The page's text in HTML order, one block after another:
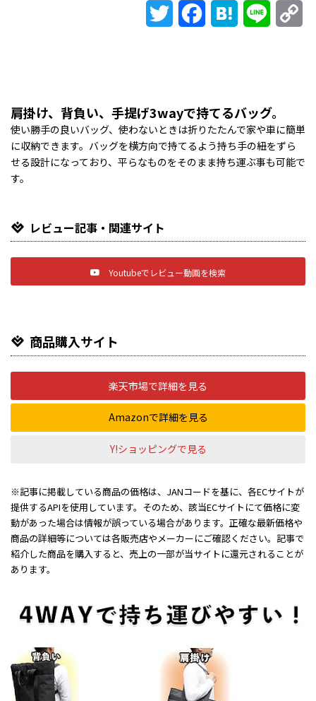
Twitter FacebookHatena Line
肩掛け、背負い、手提げ3wayで持てるバッグ。
使い勝手の良いバッグ、使わないときは折りたたんで家や車に簡単
に収納できます。バッグを横方向で持てるよう持ち手の紐をずら
せる設計になっており、平らなものをそのまま持ち運ぶ事も可能で
す。
レビュー記事・関連サイト
Youtubeでレビュー動画を検索
商品購入サイト
楽天市場で詳細を見る
Amazonで詳細を見る
Y!ショッピングで見る
※記事に掲載している商品の価格は、JANコードを基に、各ECサイトが
提供するAPIを使用しています。そのため、該当ECサイトにて価格に変
動があった場合は情報が誤っている場合があります。正確な最新価格や
商品の詳細等については各販売店やメーカーにご確認ください。記事で
紹介した商品を購入すると、売上の一部が当サイトに還元されることが
あります。